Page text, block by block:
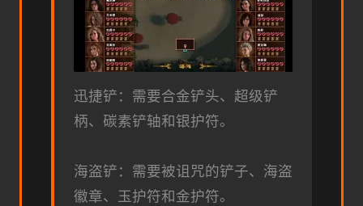
迅捷铲：需要合金铲头、超级铲
柄、碳素铲轴和银护符。
海盗铲：需要被诅咒的铲子、海盗
徽章、玉护符和金护符。